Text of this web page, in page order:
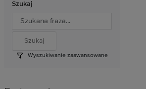
Szukaj
Wyszukiwanie zaawansowane